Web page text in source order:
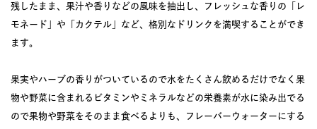
残したまま、果汁や香りなどの風味を抽出し、フレッシュな香りの「レ
モネード」や「カクテル」など、格別なドリンクを満喫することができ
ます。
果実やハーブの香りがついているので水をたくさん飲めるだけでなく果
物や野菜に含まれるビタミンやミネラルなどの栄養素が水に染み出でる
ので果物や野菜をそのまま食べるよりも、フレーバーウォーターにする